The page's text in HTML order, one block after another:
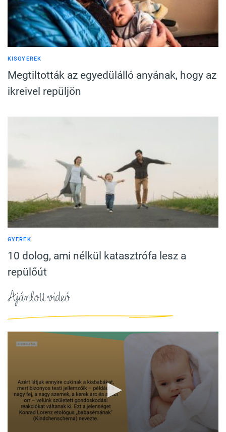
KISGYEREK
Megtiltották az egyedülálló anyának, hogy az
ikreivel repüljön
GYEREK
10 dolog, ami nélkül katasztrófa lesz a
repülőút
Ajánlott videó